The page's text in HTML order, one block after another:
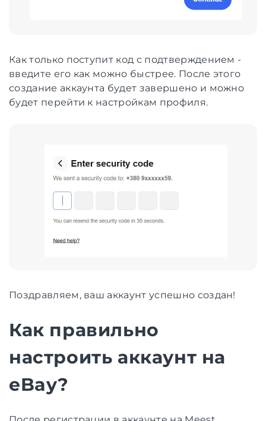
Как только поступит код с подтверждением -
введите его как можно быстрее. После этого
создание аккаунта будет завершено и можно
будет перейти к настройкам профиля.
Поздравляем, ваш аккаунт успешно создан!
Как правильно
настроить аккаунт на
eBay?